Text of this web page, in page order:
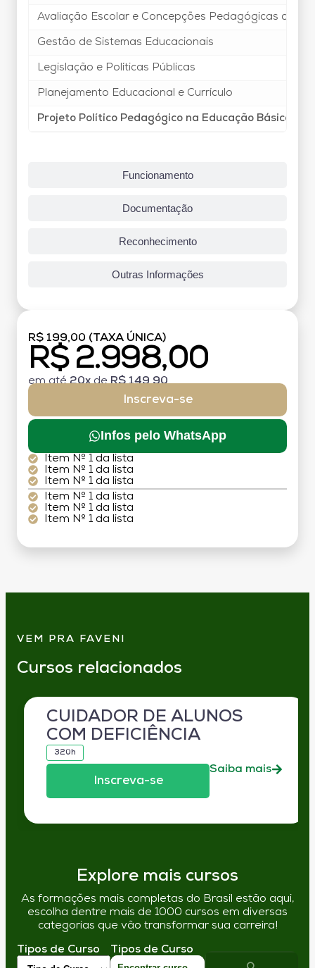
Funcionamento
Documentação
Reconhecimento
Outras Informações
Avaliação Escolar e Concepções Pedagógicas de
Gestão de Sistemas Educacionais
Legislação e Políticas Públicas
Planejamento Educacional e Currículo
Projeto Político Pedagógico na Educação Básica
R$ 199,00 (TAXA ÚNICA)
R$ 2.998,00
em até20xdeR$ 149,90
Inscreva-se
Infos pelo WhatsApp
Item Nº 1 da lista
Item Nº 1 da lista
Item Nº 1 da lista
Item Nº 1 da lista
Item Nº 1 da lista
Item Nº 1 da lista
VEM PRA FAVENI
Cursos relacionados
CUIDADOR DE ALUNOS
COM DEFICIÊNCIA
320h
Inscreva-se
Saiba mais
Explore mais cursos
As formações mais completas do Brasil estão aqui,
escolha dentre mais de 1000 cursos em diversas
categorias que vão transformar sua carreira!
Tipos de Curso Tipos de Curso